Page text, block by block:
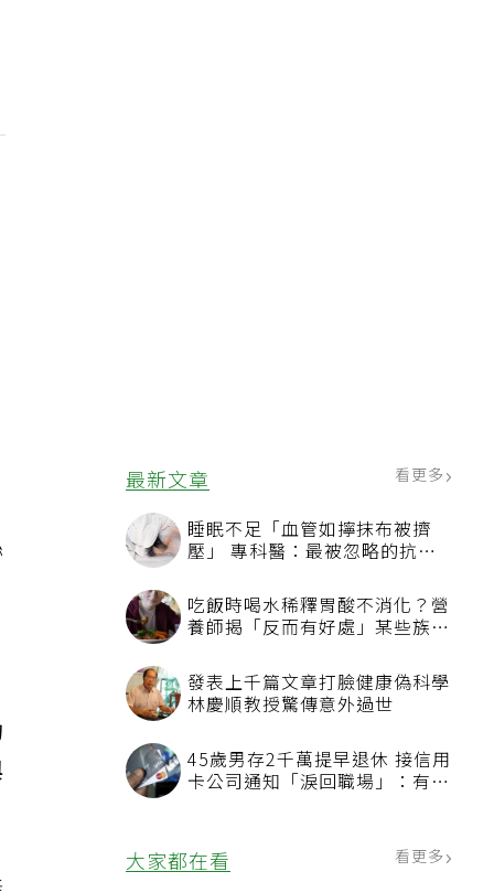
最新文章 看更多
睡眠不足「血管如擰抹布被擠
壓」 專科醫：最被忽略的抗老
吃飯時喝水稀釋胃酸不消化？營
養師揭「反而有好處」某些族群
發表上千篇文章打臉健康偽科學
林慶順教授驚傳意外過世
45歲男存2千萬提早退休 接信用
卡公司通知「淚回職場」：有錢
大家都在看